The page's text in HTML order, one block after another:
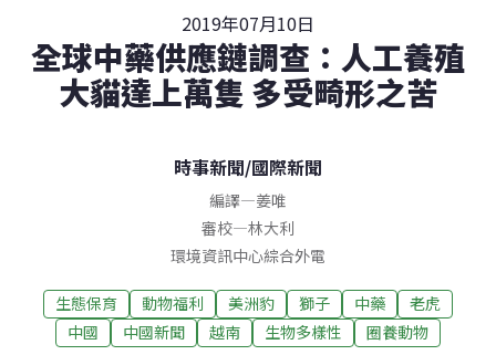
2019年07月10日
全球中藥供應鏈調查：人工養殖
大貓達上萬隻 多受畸形之苦
時事新聞/國際新聞
編譯—姜唯
審校—林大利
環境資訊中心綜合外電
生態保育 動物福利 美洲豹 獅子 中藥
老虎
中國
中國新聞 越南 生物多樣性 圈養動物